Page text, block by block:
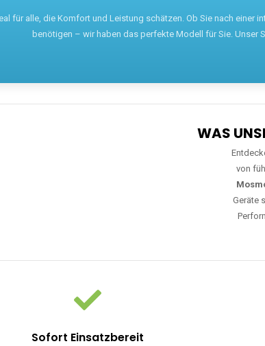
für alle, die Komfort und Leistung schätzen. Ob Sie nach
benötigen – wir haben das perfekte Modell für Sie. Unser
WAS
von
Geräte
Sofort Einsatzbereit